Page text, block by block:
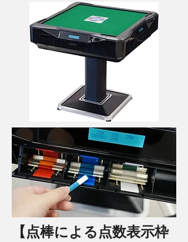
【点棒による点数表示枠